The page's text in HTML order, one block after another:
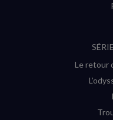
Le retour